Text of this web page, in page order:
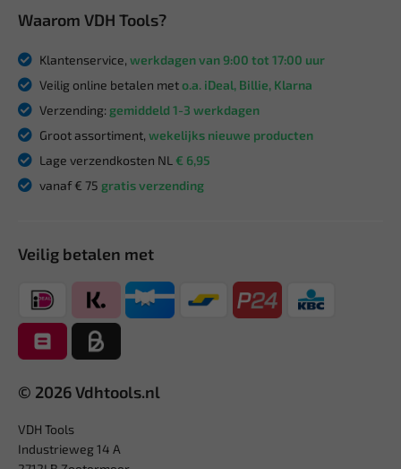
Waarom VDH Tools?
Klantenservice, werkdagen van 9:00 tot 17:00 uur
Veilig online betalen meto.a. iDeal, Billie, Klarna
Verzending: gemiddeld 1-3 werkdagen
Groot assortiment, wekelijks nieuwe producten
Lage verzendkosten NL € 6,95
vanaf € 75 gratis verzending
Veilig betalen met
© 2026 Vdhtools.nl
VDH Tools
Industrieweg 14 A